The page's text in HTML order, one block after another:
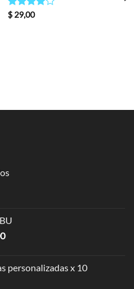
Valorado
$29,00
personalizadas x 10